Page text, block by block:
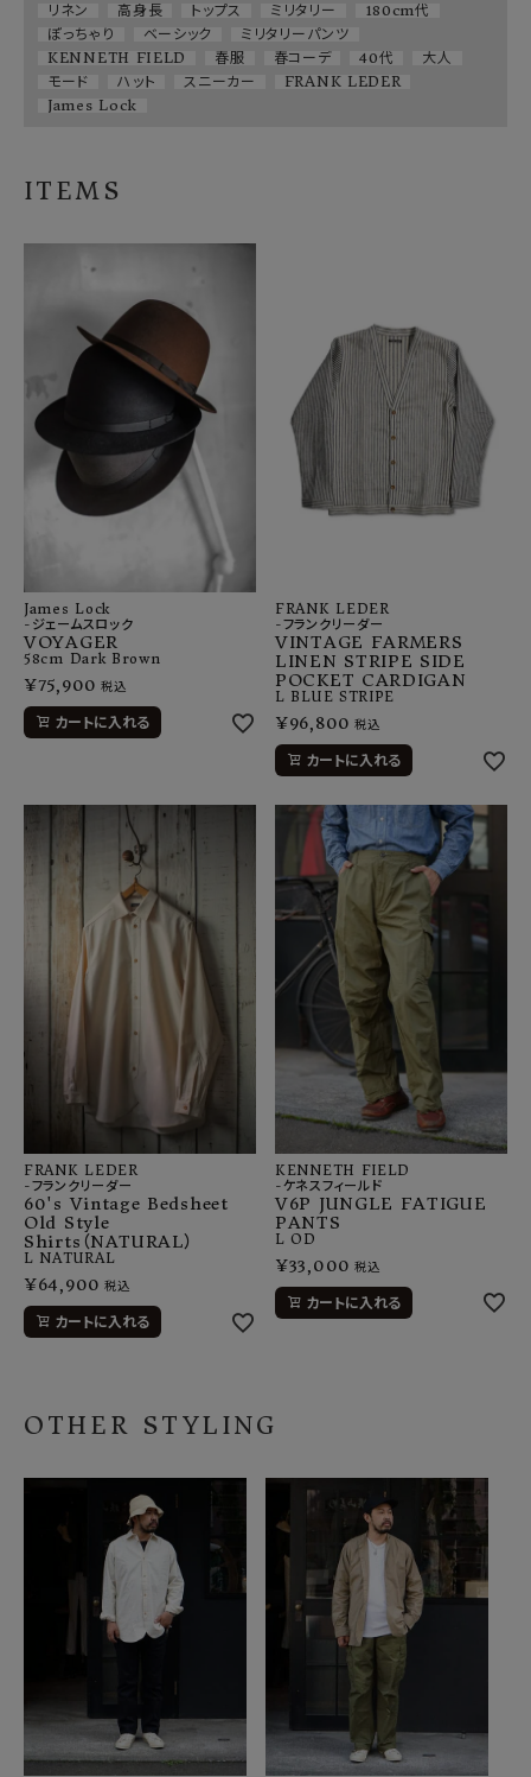
リネン
高身長 トップス ミリタリー
180cm代
ぽっちゃり
ベーシック
ミリタリーパンツ
KENNETH FIELD
春服 春コーデ 40代
大人
モード
ハット スニーカー
FRANK LEDER
James Lock
ITEMS
James Lock
-ジェームスロック
VOYAGER
58cm Dark Brown
¥75,900 税込
カートに入れる
FRANK LEDER
-フランクリーダー
VINTAGE FARMERS
LINEN STRIPE SIDE
POCKET CARDIGAN
L BLUE STRIPE
¥96,800 税込
カートに入れる
FRANK LEDER
-フランクリーダー
60's Vintage Bedsheet
Old Style
Shirts（NATURAL）
L NATURAL
¥64,900 税込
カートに入れる
KENNETH FIELD
-ケネスフィールド
V6P JUNGLE FATIGUE
PANTS
L OD
¥33,000 税込
カートに入れる
OTHER STYLING